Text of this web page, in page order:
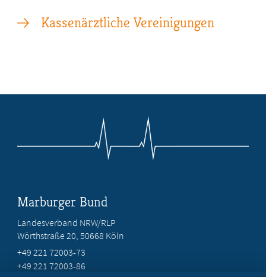
Kassenärztliche Vereinigungen
Marburger Bund
Landesverband NRW/RLP
Wörthstraße 20, 50668 Köln
+49 221 72003-73
+49 221 72003-86